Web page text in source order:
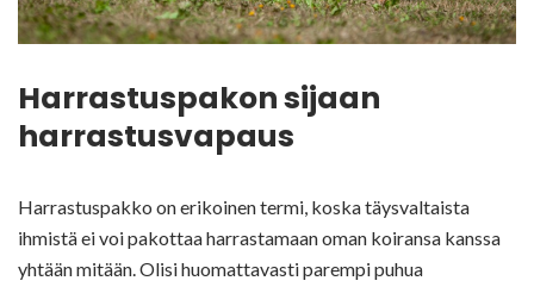
Harrastuspakon sijaan
harrastusvapaus
Harrastuspakko on erikoinen termi, koska täysvaltaista
ihmistä ei voi pakottaa harrastamaan oman koiransa kanssa
yhtään mitään. Olisi huomattavasti parempi puhua